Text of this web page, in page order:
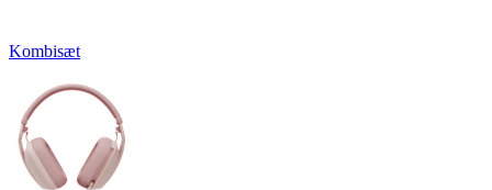
Kombisæt